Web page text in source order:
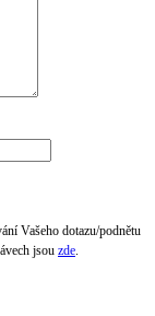
Vašeho dotazu/podnětu
jsou zde.